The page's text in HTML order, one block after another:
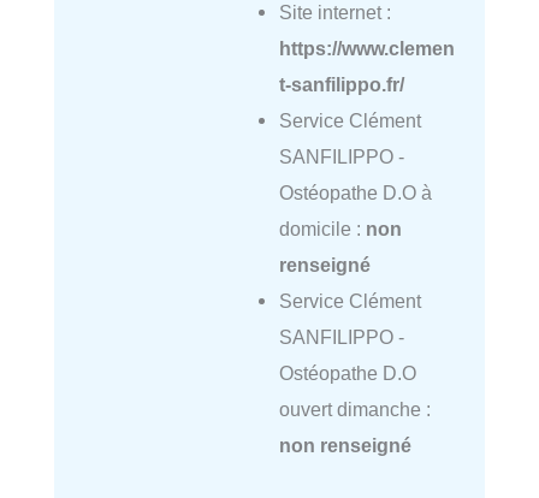
Site internet :
https://www.clemen
t-sanfilippo.fr/
Service Clément
SANFILIPPO -
Ostéopathe D.O à
domicile : non
renseigné
Service Clément
SANFILIPPO -
Ostéopathe D.O
ouvert dimanche :
non renseigné